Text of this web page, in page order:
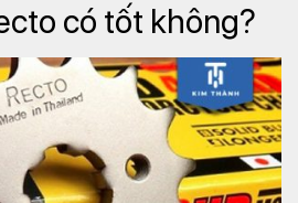
có tốt không?